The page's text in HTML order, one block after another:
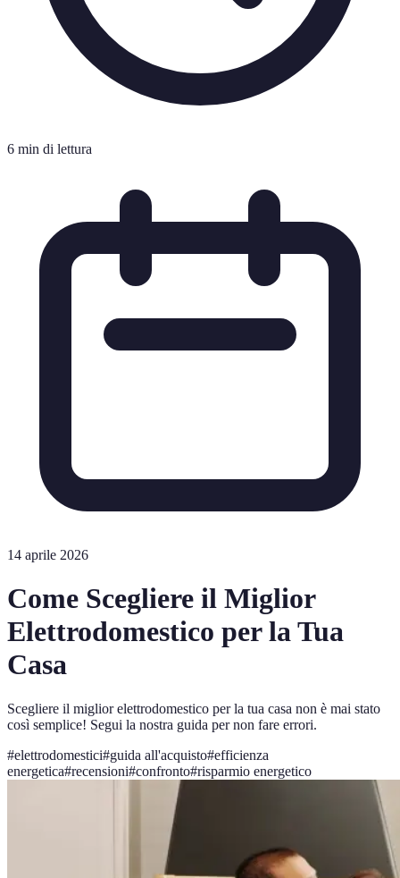
6 min di lettura
14 aprile 2026
Come Scegliere il Miglior
Elettrodomestico per la Tua
Casa
Scegliere il miglior elettrodomestico per la tua casa non è mai stato
così semplice! Segui la nostra guida per non fare errori.
#elettrodomestici#guida all'acquisto#efficienza
energetica#recensioni#confronto#risparmio energetico